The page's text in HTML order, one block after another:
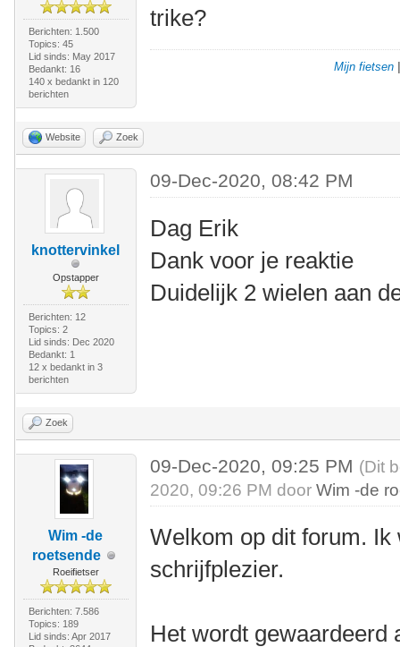
Berichten: 1.500
Topics: 45
Lid sinds: May 2017
Bedankt: 16
140 x bedankt in 120
berichten
trike?
Mijn fietsen
Website Zoek
knottervinkel
Opstapper
Berichten: 12
Topics: 2
Lid sinds: Dec 2020
Bedankt: 1
12 x bedankt in 3
berichten
09-Dec-2020, 08:42 PM
Dag Erik
Dank voor je reaktie
Duidelijk 2 wielen aan
Zoek
Wim -de
roetsende
Roeifietser
Berichten: 7.586
Topics: 189
Lid sinds: Apr 2017
09-Dec-2020, 09:25 PM (Dit
2020, 09:26 PM doorWim -de
Welkom op dit forum.
schrijfplezier.
Het wordt gewaardeerd